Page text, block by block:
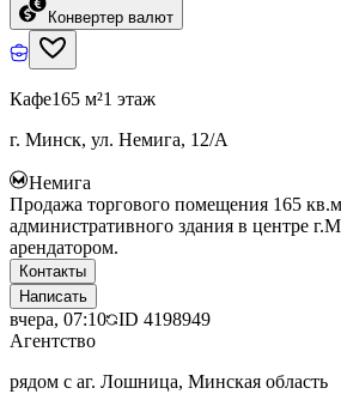
Конвертер валют
Кафе165 м²1 этаж
г. Минск, ул. Немига, 12/А
Немига
Продажа торгового помещения 165
административного здания в центре
арендатором.
Контакты
Написать
вчера, 07:10 ID 4198949
Агентство
рядом с аг. Лошница, Минская область